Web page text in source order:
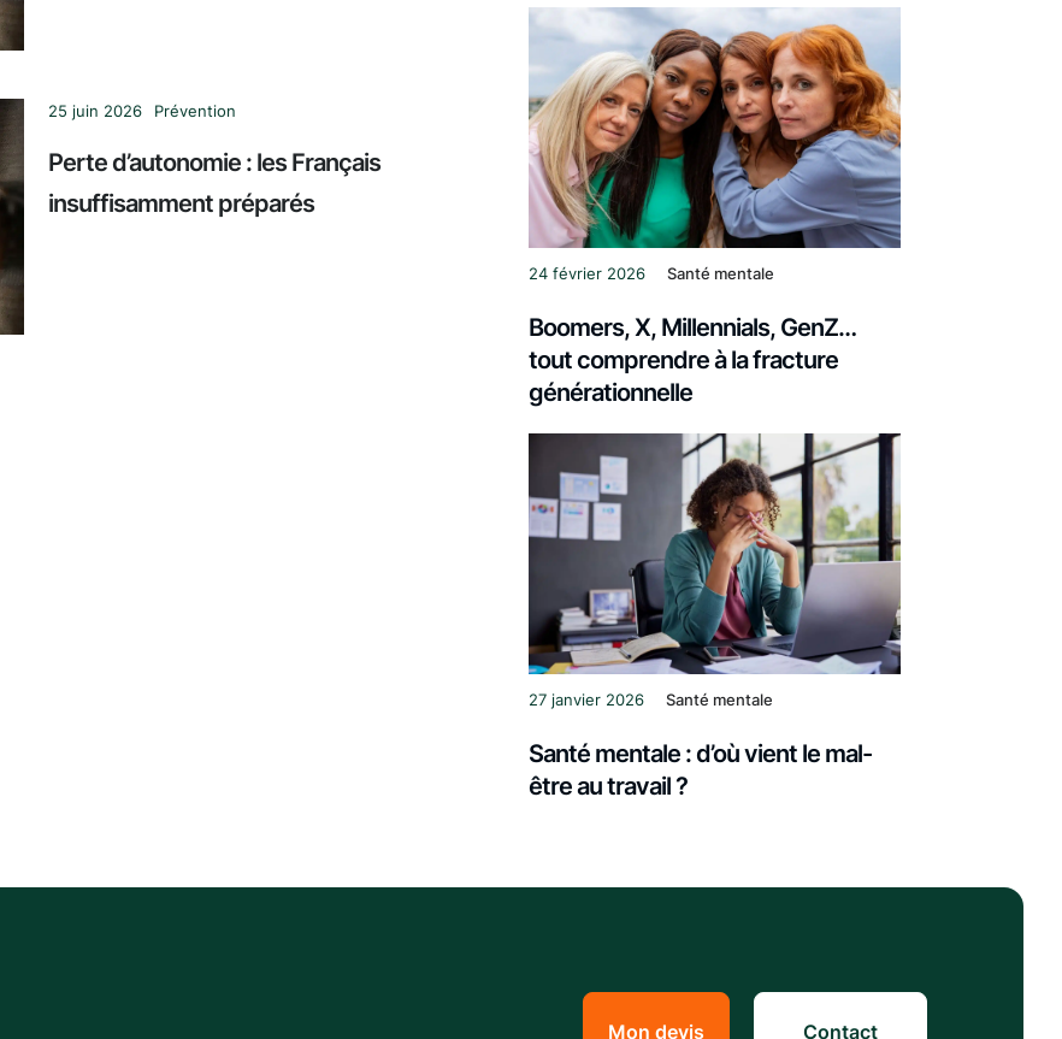
25 juin 2026 Prévention
Perte d’autonomie : les Français
insuffisamment préparés
24 février 2026 Santé mentale
Boomers, X, Millennials, GenZ…
tout comprendre à la fracture
générationnelle
27 janvier 2026 Santé mentale
Santé mentale : d’où vient le mal-
être au travail ?
Mon devis Contact